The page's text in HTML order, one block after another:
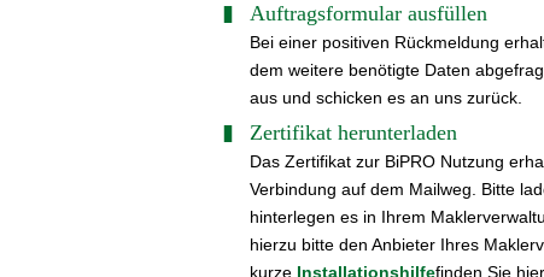
Auftragsformular ausfüllen
Bei einer positiven Rückmeldung
dem weitere benötigte Daten
aus und schicken es an uns zurück.
Zertifikat herunterladen
Das Zertifikat zur BiPRO Nutzung
Verbindung auf dem Mailweg. Bitte
hinterlegen es in Ihrem
hierzu bitte den Anbieter Ihres
kurze Installationshilfefinden Sie hier